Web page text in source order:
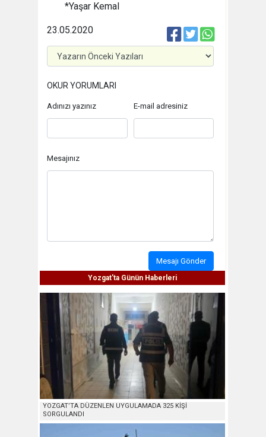
*Yaşar Kemal
23.05.2020
OKUR YORUMLARI
Adınızı yazınız E-mail adresiniz
Mesajınız
Mesajı Gönder
Yozgat'ta Günün Haberleri
YOZGAT’TA DÜZENLEN UYGULAMADA 325 KİŞİ
SORGULANDI